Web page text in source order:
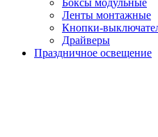
Боксы модульные
Ленты монтажные
Кнопки-
Драйверы
Праздничное освещение